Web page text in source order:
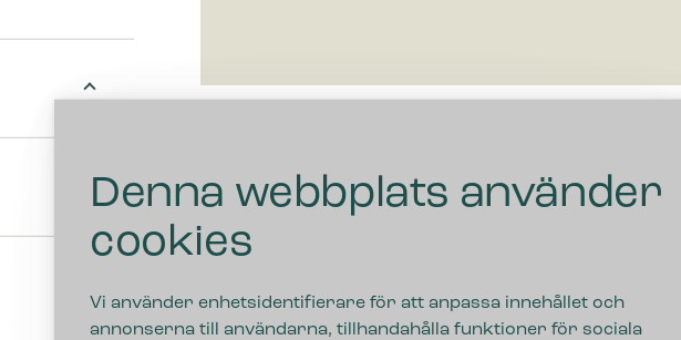
Denna webbplats använder
cookies
Vi använder enhetsidentifierare för att anpassa innehållet och
annonserna till användarna, tillhandahålla funktioner för sociala